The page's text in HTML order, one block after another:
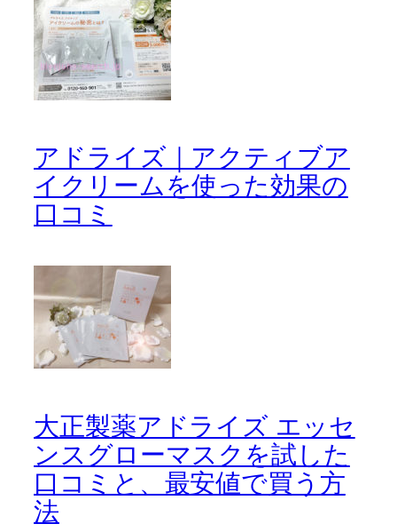
アドライズ｜アクティブア
イクリームを使った効果の
口コミ
大正製薬アドライズ エッセ
ンスグローマスクを試した
口コミと、最安値で買う方
法